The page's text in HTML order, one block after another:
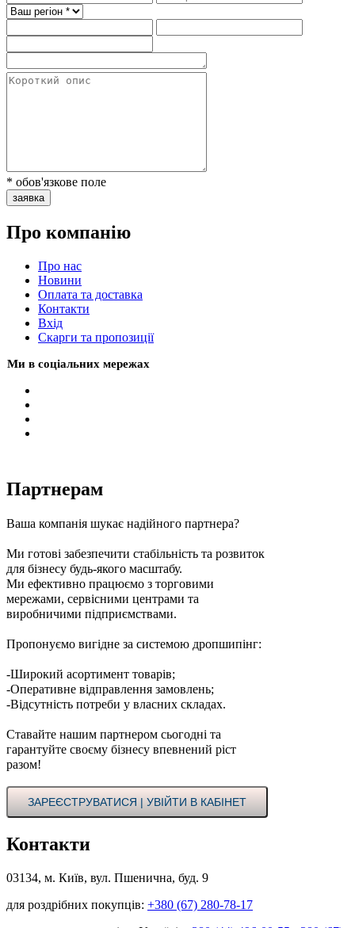
* обов'язкове поле
заявка
Про компанію
Про нас
Новини
Оплата та доставка
Контакти
Вхiд
Скарги та пропозиції
Ми в соціальних мережах
Партнерам
Ваша компанія шукає надійного партнера?
Ми готові забезпечити стабільність та розвиток
для бізнесу будь-якого масштабу.
Ми ефективно працюємо з торговими
мережами, сервісними центрами та
виробничими підприємствами.
Пропонуємо вигідне за системою дропшипінг:
-Широкий асортимент товарів;
-Оперативне відправлення замовлень;
-Відсутність потреби у власних складах.
Ставайте нашим партнером сьогодні та
гарантуйте своєму бізнесу впевнений ріст
разом!
ЗАРЕЄСТРУВАТИСЯ | УВІЙТИ В КАБІНЕТ
Контакти
03134, м. Київ, вул. Пшенична, буд. 9
для роздрібних покупців: +380 (67) 280-78-17